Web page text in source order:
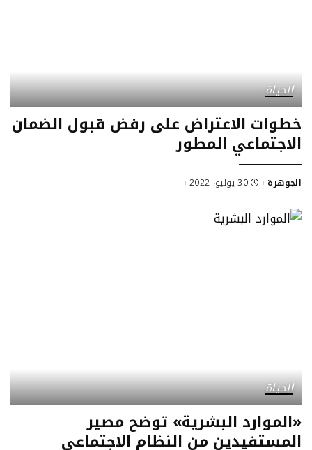
الحياة
خطوات الاعتراض على رفض قبول الضمان
الاجتماعي المطور
Posted
الجوهرة 30 يوليو، 2022
الحياة
«الموارد البشرية» توضح مصير
المستفيدين من النظام الاجتماعي